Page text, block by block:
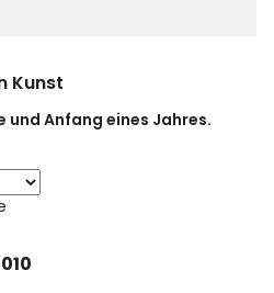
Kunst
und Anfang eines Jahres.